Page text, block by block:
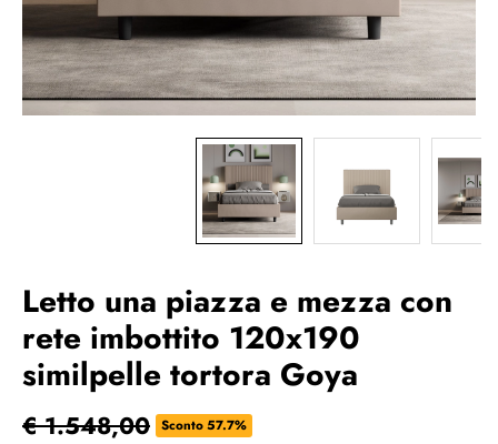
Letto una piazza e mezza con
rete imbottito 120x190
similpelle tortora Goya
€ 1.548,00 Sconto 57.7%